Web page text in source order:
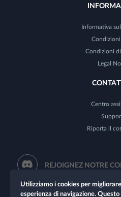
Informativa
Condizioni
Condizioni
Legal
Centro
Riporta il
REJOIGNEZ NOTRE
Utilizziamo i cookies per
esperienza di navigazione. Questo